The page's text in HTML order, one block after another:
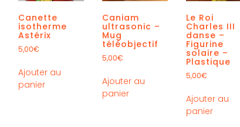
Canette
isotherme
Astérix
5,00€
Ajouter au
panier
Caniam
ultrasonic –
Mug
téléobjectif
5,00€
Ajouter au
panier
Le Roi
Charles III
danse –
Figurine
solaire –
Plastique
5,00€
Ajouter au
panier